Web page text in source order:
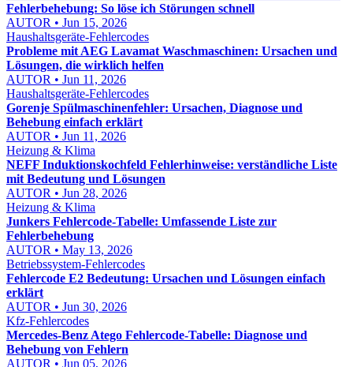
Fehlerbehebung: So löse ich Störungen schnell
AUTOR • Jun 15, 2026
Haushaltsgeräte-Fehlercodes
Probleme mit AEG Lavamat Waschmaschinen: Ursachen und
Lösungen, die wirklich helfen
AUTOR • Jun 11, 2026
Haushaltsgeräte-Fehlercodes
Gorenje Spülmaschinenfehler: Ursachen, Diagnose und
Behebung einfach erklärt
AUTOR • Jun 11, 2026
Heizung & Klima
NEFF Induktionskochfeld Fehlerhinweise: verständliche Liste
mit Bedeutung und Lösungen
AUTOR • Jun 28, 2026
Heizung & Klima
Junkers Fehlercode-Tabelle: Umfassende Liste zur
Fehlerbehebung
AUTOR • May 13, 2026
Betriebssystem-Fehlercodes
Fehlercode E2 Bedeutung: Ursachen und Lösungen einfach
erklärt
AUTOR • Jun 30, 2026
Kfz-Fehlercodes
Mercedes-Benz Atego Fehlercode-Tabelle: Diagnose und
Behebung von Fehlern
AUTOR • Jun 05, 2026